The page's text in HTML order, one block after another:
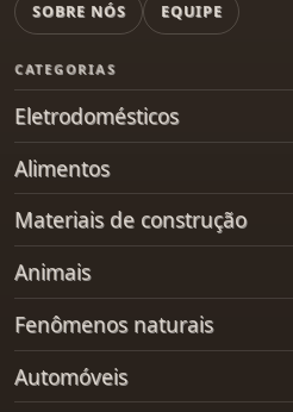
SOBRE NÓS EQUIPE
CATEGORIAS
Eletrodomésticos
Alimentos
Materiais de construção
Animais
Fenômenos naturais
Automóveis